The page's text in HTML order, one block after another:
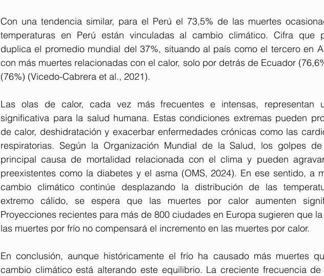
Con una tendencia similar, para el Perú el 73,5% de las muertes
temperaturas en Perú están vinculadas al cambio climático. Cifra que
duplica el promedio mundial del 37%, situando al país como el tercero en
con más muertes relacionadas con el calor, solo por detrás de Ecuador
(76%) (Vicedo-Cabrera et al., 2021).
Las olas de calor, cada vez más frecuentes e intensas, representan
significativa para la salud humana. Estas condiciones extremas pueden
de calor, deshidratación y exacerbar enfermedades crónicas como las
respiratorias. Según la Organización Mundial de la Salud, los golpes
principal causa de mortalidad relacionada con el clima y pueden
preexistentes como la diabetes y el asma (OMS, 2024). En ese sentido, a
cambio climático continúe desplazando la distribución de las
extremo cálido, se espera que las muertes por calor aumenten
Proyecciones recientes para más de 800 ciudades en Europa sugieren que
las muertes por frío no compensará el incremento en las muertes por calor.
En conclusión, aunque históricamente el frío ha causado más muertes
cambio climático está alterando este equilibrio. La creciente frecuencia de